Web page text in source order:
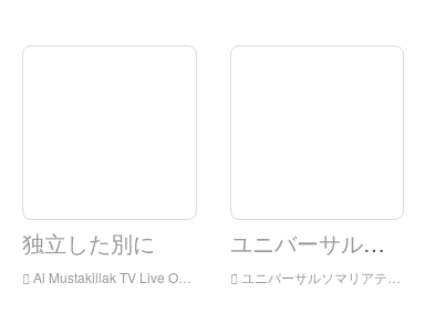
独立した別に
Al Mustakillak TV Live Online、Al Mustakillah TV HD Live Streaming、Al Mustakillah TV Watch Live TVがイングランドのライブTV
ユニバーサルソマリアテレビ
ユニバーサルソマリアテレビライブオンライン、ユニバーサルソマリアテレビHDライブストリーミング、ユニバーサルソマリアテレビウォッチライブテレビ